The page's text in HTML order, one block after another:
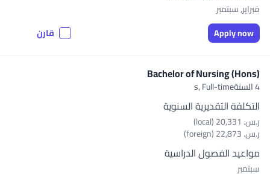
فبراير, سبتمبر
Apply now
قارن
Bachelor of Nursing (Hons)
4 السنةs, Full-time
التكلفة التقديرية السنوية
ر.س.‏ 20,331 (local)
ر.س.‏ 22,873 (foreign)
مواعيد الفصول الدراسية
سبتمبر